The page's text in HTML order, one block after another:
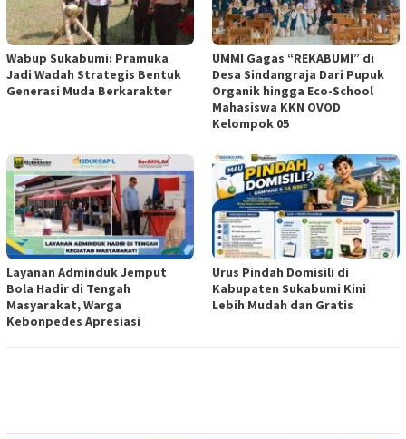
Wabup Sukabumi: Pramuka
Jadi Wadah Strategis Bentuk
Generasi Muda Berkarakter
UMMI Gagas “REKABUMI” di
Desa Sindangraja Dari Pupuk
Organik hingga Eco-School
Mahasiswa KKN OVOD
Kelompok 05
Layanan Adminduk Jemput
Bola Hadir di Tengah
Masyarakat, Warga
Kebonpedes Apresiasi
Urus Pindah Domisili di
Kabupaten Sukabumi Kini
Lebih Mudah dan Gratis